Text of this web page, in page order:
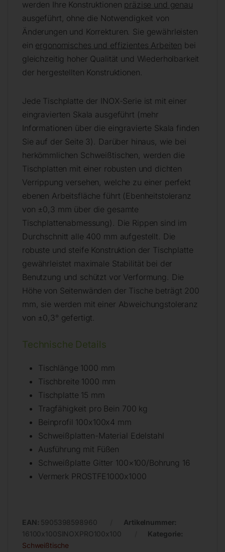
werden Ihre Konstruktionen präzise und genau
ausgeführt, ohne die Notwendigkeit von
Änderungen und Korrekturen. Sie gewährleisten
ein ergonomisches und effizientes Arbeiten bei
gleichzeitig hoher Qualität und Wiederholbarkeit
der hergestellten Konstruktionen.
Jede Tischplatte der INOX-Serie ist mit einer
eingravierten Skala ausgeführt (mehr
Informationen über die eingravierte Skala finden
Sie auf der Seite 3). Darüber hinaus, wie bei
herkömmlichen Schweißtischen, werden die
Tischplatten mit einer robusten und dichten
Verrippung versehen, welche zu einer perfekt
ebenen Arbeitsfläche führt (Ebenheitstoleranz
von ±0,3 mm über die gesamte
Tischplattenabmessung). Die Rippen sind im
Durchschnitt alle 400 mm aufgestellt. Die
robuste und steife Konstruktion der Tischplatte
gewährleistet maximale Stabilität bei der
Benutzung und schützt vor Verformung. Die
Höhe von Seitenwänden der Tische beträgt 200
mm, sie werden mit einer Abweichungstoleranz
von ±0,3° gefertigt.
Technische Details
Tischlänge 1000 mm
Tischbreite 1000 mm
Tischplatte 15 mm
Tragfähigkeit pro Bein 700 kg
Beinprofil 100x100x4 mm
Schweißplatten-Material Edelstahl
Ausführung mit Füßen
Schweißplatte Gitter 100×100/Bohrung 16
Vermerk PROSTFE1000x1000
EAN: 5905398598960
Artikelnummer:
16100x100SINOXPRO100x100
Kategorie:
Schweißtische